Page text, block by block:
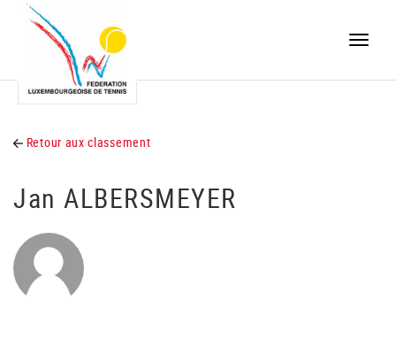
Toggle
Retour aux classement
Jan ALBERSMEYER